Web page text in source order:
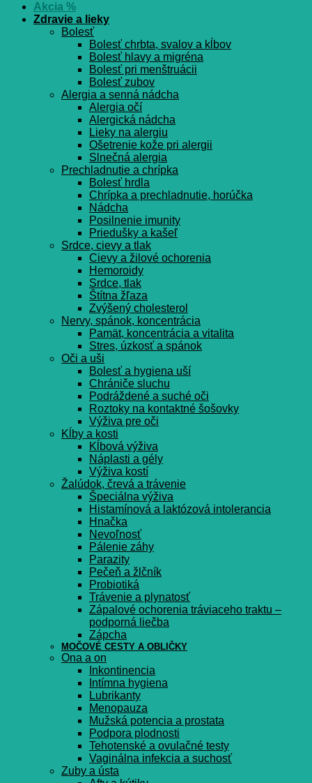
Akcia %
Zdravie a lieky
Bolesť
Bolesť chrbta, svalov a kĺbov
Bolesť hlavy a migréna
Bolesť pri menštruácii
Bolesť zubov
Alergia a senná nádcha
Alergia očí
Alergická nádcha
Lieky na alergiu
Ošetrenie kože pri alergii
Slnečná alergia
Prechladnutie a chrípka
Bolesť hrdla
Chrípka a prechladnutie, horúčka
Nádcha
Posilnenie imunity
Priedušky a kašeľ
Srdce, cievy a tlak
Cievy a žilové ochorenia
Hemoroidy
Srdce, tlak
Štítna žľaza
Zvýšený cholesterol
Nervy, spánok, koncentrácia
Pamät, koncentrácia a vitalita
Stres, úzkosť a spánok
Oči a uši
Bolesť a hygiena uší
Chrániče sluchu
Podráždené a suché oči
Roztoky na kontaktné šošovky
Výživa pre oči
Kĺby a kosti
Kĺbová výživa
Náplasti a gély
Výživa kostí
Žalúdok, črevá a trávenie
Špeciálna výživa
Histamínová a laktózová intolerancia
Hnačka
Nevoľnosť
Pálenie záhy
Parazity
Pečeň a žlčník
Probiotiká
Trávenie a plynatosť
Zápalové ochorenia tráviaceho traktu –
podporná liečba
Zápcha
MOČOVÉ CESTY A OBLIČKY
Ona a on
Inkontinencia
Intímna hygiena
Lubrikanty
Menopauza
Mužská potencia a prostata
Podpora plodnosti
Tehotenské a ovulačné testy
Vaginálna infekcia a suchosť
Zuby a ústa